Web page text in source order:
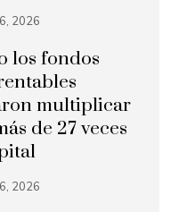
2026
los fondos
multiplicar
de 27 veces
2026